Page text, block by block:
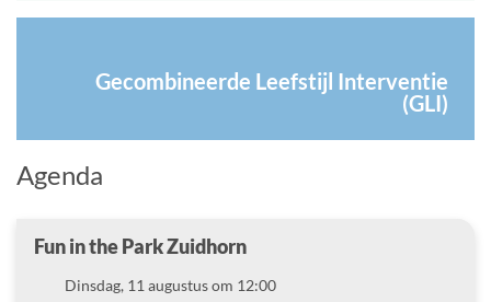
Gecombineerde Leefstijl Interventie
(GLI)
Agenda
Fun in the Park Zuidhorn
DatumDinsdag, 11 augustus om 12:00